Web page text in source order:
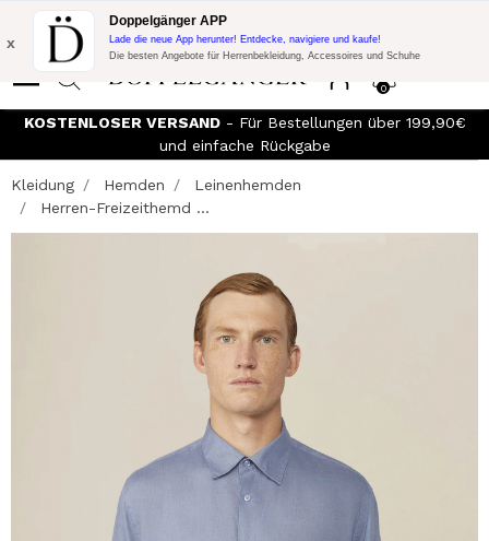
Blitzangebot:
10% Extra-Rabatt auf 300€ Einkauf mit Code:
DOPPEL300
0
x
Doppelgänger APP
Lade die neue App herunter! Entdecke, navigiere und kaufe!
Die besten Angebote für Herrenbekleidung, Accessoires und Schuhe
KOSTENLOSER VERSAND- Für Bestellungen über 199,90€
und einfache Rückgabe
Kleidung Hemden
Leinenhemden
Herren-Freizeithemd ...